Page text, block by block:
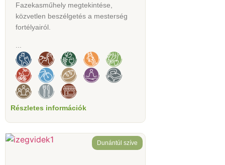
Fazekasműhely megtekintése,
közvetlen beszélgetés a mesterség
fortélyairól.
Részletes információk
Dunántúl szíve